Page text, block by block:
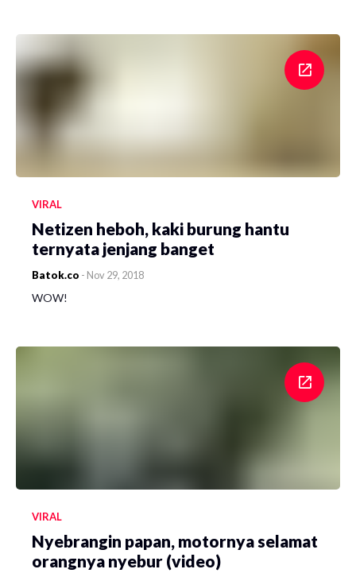
VIRAL
Netizen heboh, kaki burung hantu
ternyata jenjang banget
Batok.co - Nov 29, 2018
WOW!
VIRAL
Nyebrangin papan, motornya selamat
orangnya nyebur (video)